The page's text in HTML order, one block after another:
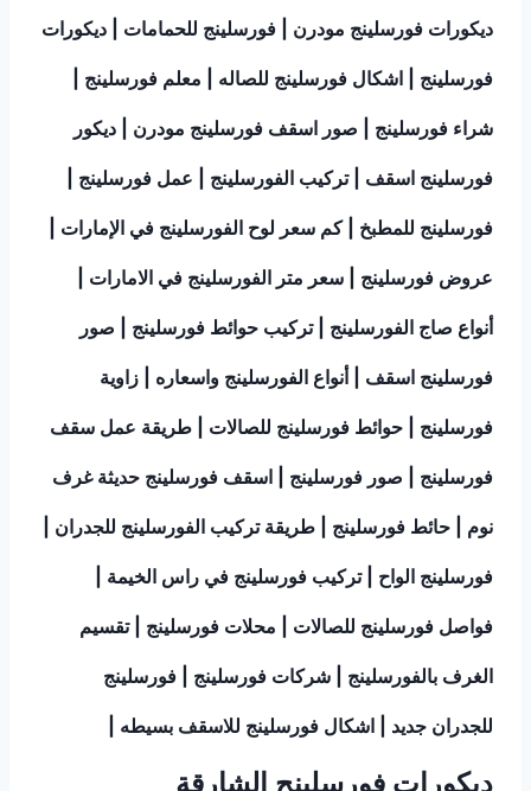
ديكورات فورسلينج مودرن | فورسلينج للحمامات | ديكورات
فورسلينج | اشكال فورسلينج للصاله | معلم فورسلينج |
شراء فورسلينج | صور اسقف فورسلينج مودرن | ديكور
فورسلينج اسقف | تركيب الفورسلينج | عمل فورسلينج |
فورسلينج للمطبخ | كم سعر لوح الفورسلينج في الإمارات |
عروض فورسلينج | سعر متر الفورسلينج في الامارات |
أنواع صاج الفورسلينج | تركيب حوائط فورسلينج | صور
فورسلينج اسقف | أنواع الفورسلينج واسعاره | زاوية
فورسلينج | حوائط فورسلينج للصالات | طريقة عمل سقف
فورسلينج | صور فورسلينج | اسقف فورسلينج حديثة غرف
نوم | حائط فورسلينج | طريقة تركيب الفورسلينج للجدران |
فورسلينج الواح | تركيب فورسلينج في راس الخيمة |
فواصل فورسلينج للصالات | محلات فورسلينج | تقسيم
الغرف بالفورسلينج | شركات فورسلينج | فورسلينج
للجدران جديد | اشكال فورسلينج للاسقف بسيطه |
ديكورات فورسلينج الشارقة